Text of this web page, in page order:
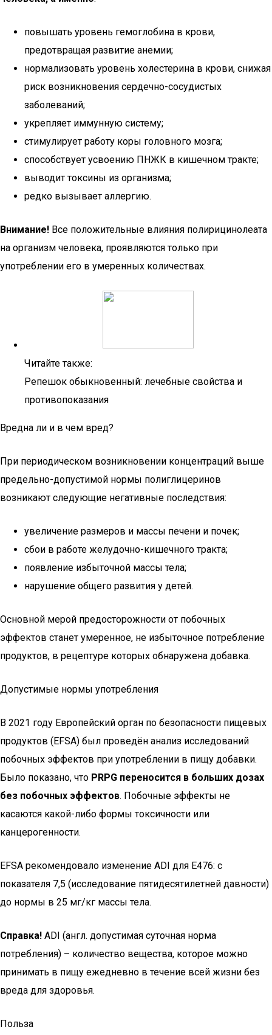
повышать уровень гемоглобина в крови,
предотвращая развитие анемии;
нормализовать уровень холестерина в крови, снижая
риск возникновения сердечно-сосудистых
заболеваний;
укрепляет иммунную систему;
стимулирует работу коры головного мозга;
способствует усвоению ПНЖК в кишечном тракте;
выводит токсины из организма;
редко вызывает аллергию.
Внимание! Все положительные влияния полирицинолеата
на организм человека, проявляются только при
употреблении его в умеренных количествах.
Читайте также:
Репешок обыкновенный: лечебные свойства и
противопоказания
Вредна ли и в чем вред?
При периодическом возникновении концентраций выше
предельно-допустимой нормы полиглицеринов
возникают следующие негативные последствия:
увеличение размеров и массы печени и почек;
сбои в работе желудочно-кишечного тракта;
появление избыточной массы тела;
нарушение общего развития у детей.
Основной мерой предосторожности от побочных
эффектов станет умеренное, не избыточное потребление
продуктов, в рецептуре которых обнаружена добавка.
Допустимые нормы употребления
В 2021 году Европейский орган по безопасности пищевых
продуктов (EFSA) был проведён анализ исследований
побочных эффектов при употреблении в пищу добавки.
Было показано, что PRPG переносится в больших дозах
без побочных эффектов. Побочные эффекты не
касаются какой-либо формы токсичности или
канцерогенности.
EFSA рекомендовало изменение ADI для Е476: с
показателя 7,5 (исследование пятидесятилетней давности)
до нормы в 25 мг/кг массы тела.
Справка! ADI (англ. допустимая суточная норма
потребления) – количество вещества, которое можно
принимать в пищу ежедневно в течение всей жизни без
вреда для здоровья.
Польза